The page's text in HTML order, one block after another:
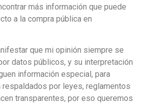
más información que puede
a la compra pública en
que mi opinión siempre se
datos públicos, y su interpretación
información especial, para
por leyes, reglamentos
transparentes, por eso queremos